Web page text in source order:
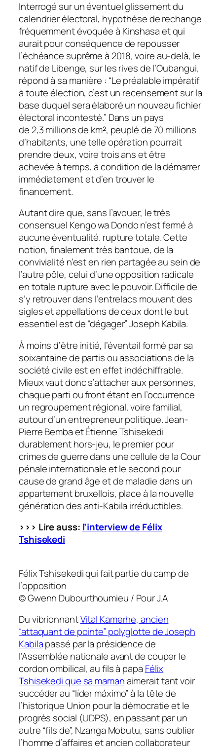
Interrogé sur un éventuel glissement du
calendrier électoral, hypothèse de rechange
fréquemment évoquée à Kinshasa et qui
aurait pour conséquence de repousser
l’échéance suprême à 2018, voire au-delà, le
natif de Libenge, sur les rives de l’Oubangui,
répond à sa manière : “Le préalable impératif
à toute élection, c’est un recensement sur la
base duquel sera élaboré un nouveau fichier
électoral incontesté.” Dans un pays
de 2,3 millions de km², peuplé de 70 millions
d’habitants, une telle opération pourrait
prendre deux, voire trois ans et être
achevée à temps, à condition de la démarrer
immédiatement et d’en trouver le
financement.
Autant dire que, sans l’avouer, le très
consensuel Kengo wa Dondo n’est fermé à
aucune éventualité. rupture totale. Cette
notion, finalement très bantoue, de la
convivialité n’est en rien partagée au sein de
l’autre pôle, celui d’une opposition radicale
en totale rupture avec le pouvoir. Difficile de
s’y retrouver dans l’entrelacs mouvant des
sigles et appellations de ceux dont le but
essentiel est de “dégager” Joseph Kabila.
À moins d’être initié, l’éventail formé par sa
soixantaine de partis ou associations de la
société civile est en effet indéchiffrable.
Mieux vaut donc s’attacher aux personnes,
chaque parti ou front étant en l’occurrence
un regroupement régional, voire familial,
autour d’un entrepreneur politique. Jean-
Pierre Bemba et Étienne Tshisekedi
durablement hors-jeu, le premier pour
crimes de guerre dans une cellule de la Cour
pénale internationale et le second pour
cause de grand âge et de maladie dans un
appartement bruxellois, place à la nouvelle
génération des anti-Kabila irréductibles.
>>> Lire auss: l’interview de Félix
Tshisekedi
Félix Tshisekediqui fait partie du camp de
l’opposition
©Gwenn Dubourthoumieu / Pour J.A
Du vibrionnantVital Kamerhe, ancien
“attaquant de pointe” polyglotte de Joseph
Kabilapassé par la présidence de
l’Assemblée nationale avant de couper le
cordon ombilical, au fils à papa Félix
Tshisekedi que sa mamanaimerait tant voir
succéder au “líder máximo” à la tête de
l’historique Union pour la démocratie et le
progrès social (UDPS), en passant par un
autre “fils de”, Nzanga Mobutu, sans oublier
l’homme d’affaires et ancien collaborateur